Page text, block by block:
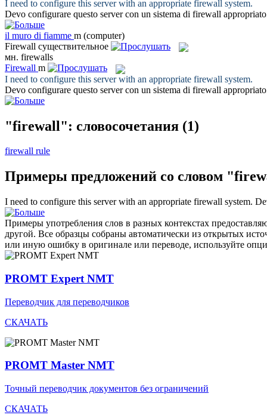
I need to configure this server with an appropriate firewall system.
Devo configurare questo server con un sistema di firewall
il muro di fiamme m (computer)
Firewall существительное
мн. firewalls
Firewall m
I need to configure this server with an appropriate firewall system.
Devo configurare questo server con un sistema di firewall
"firewall": словосочетания (1)
firewall rule
Примеры предложений со словом
I need to configure this server with an appropriate firewall system.
Примеры употребления слов в разных контекстах
другой. Все образцы собраны автоматически из открытых
или иную ошибку в оригинале или переводе, используйте
PROMT Expert NMT
Переводчик для переводчиков
СКАЧАТЬ
PROMT Master NMT
Точный переводчик документов без ограничений
СКАЧАТЬ